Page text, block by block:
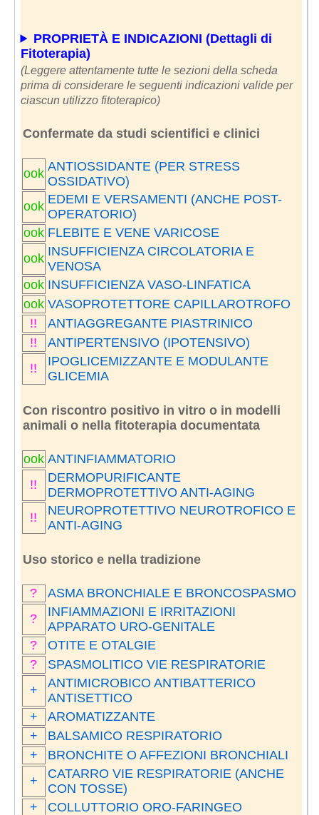
PROPRIETÀ E INDICAZIONI (Dettagli di
Fitoterapia)
(Leggere attentamente tutte le sezioni della scheda
prima di considerare le seguenti indicazioni valide per
ciascun utilizzo fitoterapico)
Confermate da studi scientifici e clinici
ook ANTIOSSIDANTE (PER STRESS
OSSIDATIVO)
ook EDEMI E VERSAMENTI (ANCHE POST-
OPERATORIO)
ook FLEBITE E VENE VARICOSE
ook INSUFFICIENZA CIRCOLATORIA E
VENOSA
ook INSUFFICIENZA VASO-LINFATICA
ook VASOPROTETTORE CAPILLAROTROFO
!!
ANTIAGGREGANTE PIASTRINICO
!!
ANTIPERTENSIVO (IPOTENSIVO)
!!
IPOGLICEMIZZANTE E MODULANTE
GLICEMIA
Con riscontro positivo in vitro o in modelli
animali o nella fitoterapia documentata
ook ANTINFIAMMATORIO
!!
DERMOPURIFICANTE
DERMOPROTETTIVO ANTI-AGING
!!
NEUROPROTETTIVO NEUROTROFICO E
ANTI-AGING
Uso storico e nella tradizione
?
ASMA BRONCHIALE E BRONCOSPASMO
?
INFIAMMAZIONI E IRRITAZIONI
APPARATO URO-GENITALE
?
OTITE E OTALGIE
?
SPASMOLITICO VIE RESPIRATORIE
+
ANTIMICROBICO ANTIBATTERICO
ANTISETTICO
+
AROMATIZZANTE
+
BALSAMICO RESPIRATORIO
+
BRONCHITE O AFFEZIONI BRONCHIALI
+
CATARRO VIE RESPIRATORIE (ANCHE
CON TOSSE)
+
COLLUTTORIO ORO-FARINGEO